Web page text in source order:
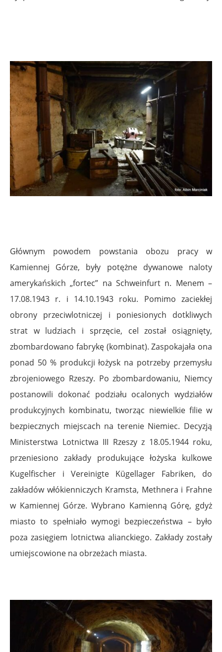
Głównym powodem powstania obozu pracy w
Kamiennej Górze, były potężne dywanowe naloty
amerykańskich „fortec” na Schweinfurt n. Menem –
17.08.1943 r. i 14.10.1943 roku. Pomimo zaciekłej
obrony przeciwlotniczej i poniesionych dotkliwych
strat w ludziach i sprzęcie, cel został osiągnięty,
zbombardowano fabrykę (kombinat). Zaspokajała ona
ponad 50 % produkcji łożysk na potrzeby przemysłu
zbrojeniowego Rzeszy. Po zbombardowaniu, Niemcy
postanowili dokonać podziału ocalonych wydziałów
produkcyjnych kombinatu, tworząc niewielkie filie w
bezpiecznych miejscach na terenie Niemiec. Decyzją
Ministerstwa Lotnictwa III Rzeszy z 18.05.1944 roku,
przeniesiono zakłady produkujące łożyska kulkowe
Kugelfischer i Vereinigte Kügellager Fabriken, do
zakładów włókienniczych Kramsta, Methnera i Frahne
w Kamiennej Górze. Wybrano Kamienną Górę, gdyż
miasto to spełniało wymogi bezpieczeństwa – było
poza zasięgiem lotnictwa alianckiego. Zakłady zostały
umiejscowione na obrzeżach miasta.